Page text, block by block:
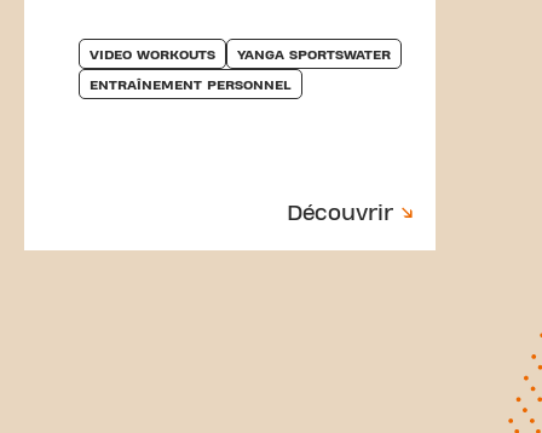
VIDEO WORKOUTS YANGA SPORTSWATER
ENTRAÎNEMENT PERSONNEL
Découvrir